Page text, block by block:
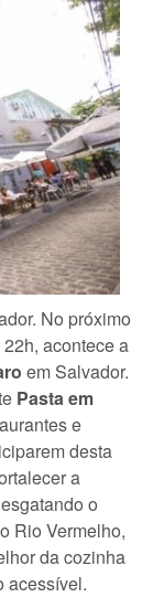
No próximo
acontece a
em Salvador.
Pasta em
e
desta
a
o
Rio Vermelho,
da cozinha
acessível.